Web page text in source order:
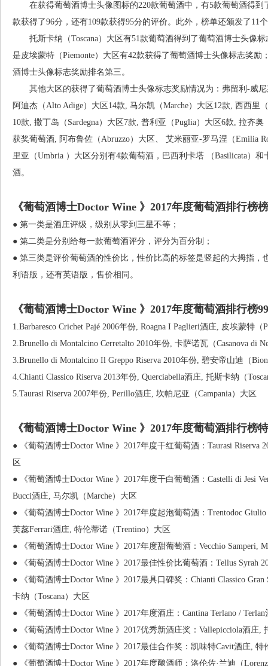
在获得葡萄酒博士头像图标的220款葡萄酒中，有5款葡萄酒得到
款获得了96分，还有109款获得95分的评价。此外，榜单还颁发了11
托斯卡纳（Toscana）大区有51款葡萄酒得到了葡萄酒博士头像
是皮埃蒙特（Piemonte）大区有42款获得了葡萄酒博士头像标志奖励
酒博士头像标志奖励排名第三。
其他大区的获得了葡萄酒博士头像标志奖励情况为：弗留利-威尼
阿迪杰（Alto Adige）大区14款, 马尔凯（Marche）大区12款, 西西里
10款, 撒丁岛（Sardegna）大区7款, 普利亚（Puglia）大区6款, 拉齐
获奖葡萄酒, 阿布鲁佐（Abruzzo）大区、 艾米丽亚-罗马涅（Emilia
里亚（Umbria ）大区分别有4款葡萄酒，巴西利卡塔 （Basilicata）
酒。
《葡萄酒博士Doctor Wine 》2017年度葡萄酒排行榜
● 第一类是酒庄评级，级别从零到三星不等；
● 第二类是分别给每一款葡萄酒评分，评分为百分制；
● 第三类是评价葡萄酒的性价比，性价比高的标签是竖起的大拇指
利语版，还有英语版，售价相同。
《葡萄酒博士Doctor Wine 》2017年度葡萄酒排行榜
1.Barbaresco Crichet Pajé 2006年份, Roagna I Paglieri酒庄, 皮埃蒙特（
2.Brunello di Montalcino Cerretalto 2010年份, 卡萨诺瓦（Casanova di
3.Brunello di Montalcino Il Greppo Riserva 2010年份, 碧安帝山迪（
4.Chianti Classico Riserva 2013年份, Querciabella酒庄, 托斯卡纳（
5.Taurasi Riserva 2007年份, Perillo酒庄, 坎帕尼亚（Campania）大区
《葡萄酒博士Doctor Wine 》2017年度葡萄酒排行榜
● 《葡萄酒博士Doctor Wine 》2017年度干红葡萄酒：Taurasi Riserva
区
● 《葡萄酒博士Doctor Wine 》2017年度干白葡萄酒：Castelli di Jesi
Bucci酒庄, 马尔凯（Marche）大区
● 《葡萄酒博士Doctor Wine 》2017年度起泡葡萄酒：Trentodoc Giulio
芙蕊Ferrari酒庄, 特伦蒂诺（Trentino）大区
● 《葡萄酒博士Doctor Wine 》2017年度甜葡萄酒：Vecchio Samperi,
● 《葡萄酒博士Doctor Wine 》2017最佳性价比葡萄酒：Tellus Syrah
● 《葡萄酒博士Doctor Wine 》2017最具口碑奖：Chianti Classico
卡纳（Toscana）大区
● 《葡萄酒博士Doctor Wine 》2017年度酒庄：Cantina Terlano /
● 《葡萄酒博士Doctor Wine 》2017优秀新酒庄奖：Vallepicciola酒庄,
● 《葡萄酒博士Doctor Wine 》2017最佳合作奖：凯味特Cavit酒庄, 特
● 《葡萄酒博士Doctor Wine 》2017年度酿酒师：洛伦佐·兰迪（